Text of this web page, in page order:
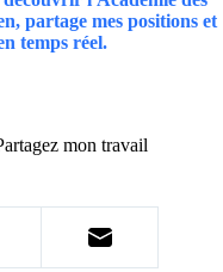
partage mes positions et
temps réel.
mon travail